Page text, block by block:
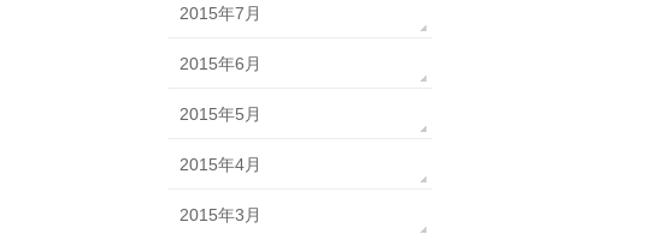
2015年7月
2015年6月
2015年5月
2015年4月
2015年3月